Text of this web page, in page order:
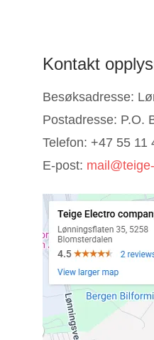
Kontakt
Besøksadresse:
Postadresse: P.O.
Telefon: +47 55 11
E-post: